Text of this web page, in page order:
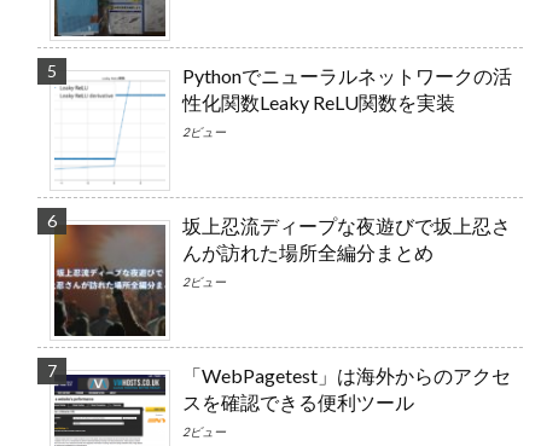
Pythonでニューラルネットワークの活
性化関数Leaky ReLU関数を実装
2ビュー
坂上忍流ディープな夜遊びで坂上忍さ
んが訪れた場所全編分まとめ
2ビュー
「WebPagetest」は海外からのアクセ
スを確認できる便利ツール
2ビュー